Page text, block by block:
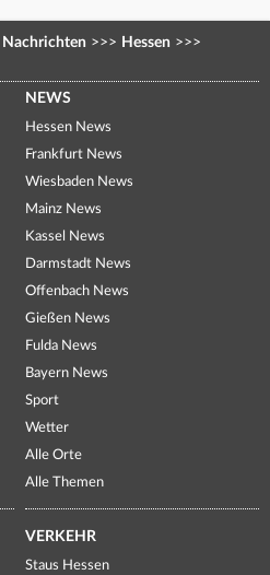
Nachrichten >>> Hessen >>>
NEWS
Hessen News
Frankfurt News
Wiesbaden News
Mainz News
Kassel News
Darmstadt News
Offenbach News
Gießen News
Fulda News
Bayern News
Sport
Wetter
Alle Orte
Alle Themen
VERKEHR
Staus Hessen